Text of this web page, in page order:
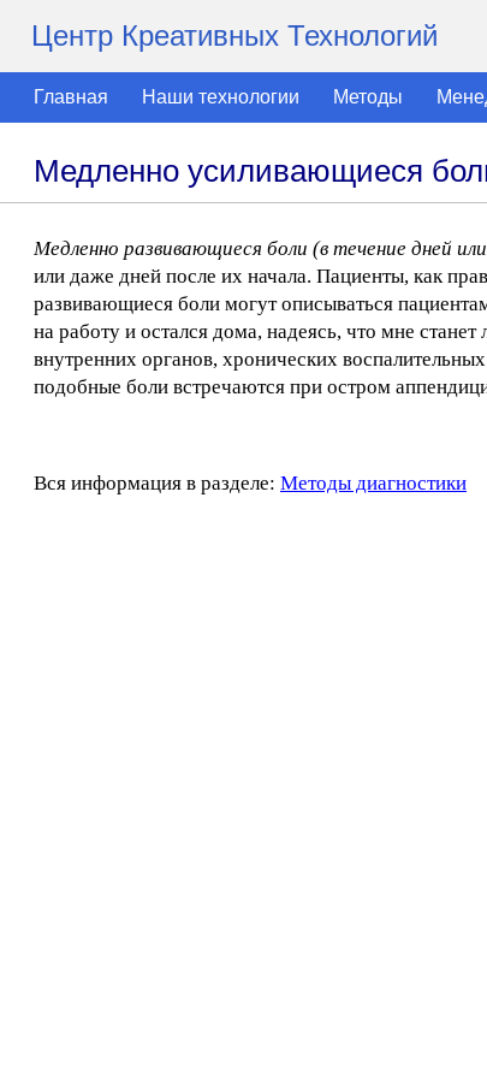
Центр Креативных Технологий
Главная Наши технологии Методы
Медленно усиливающиеся
Медленно развивающиеся боли (в течение дней
или даже дней после их начала. Пациенты, как
развивающиеся боли могут описываться
на работу и остался дома, надеясь, что мне
внутренних органов, хронических
подобные боли встречаются при остром
Вся информация в разделе: Методы диагностики